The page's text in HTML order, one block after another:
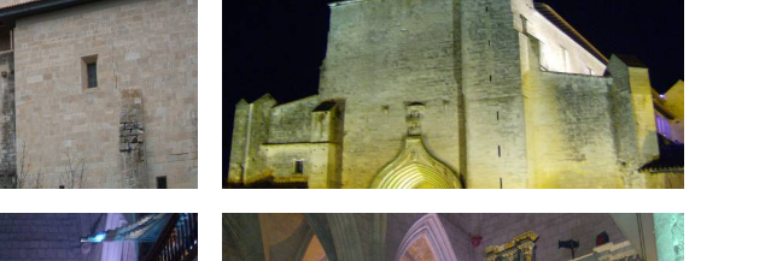
HPIM1683.jpg